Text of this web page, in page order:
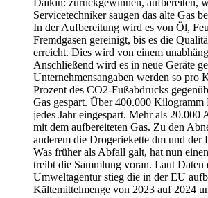
Servicetechniker saugen das alte Gas
In der Aufbereitung wird es von Öl,
Fremdgasen gereinigt, bis es die
erreicht. Dies wird von einem
Anschließend wird es in neue Geräte
Unternehmensangaben werden so pro
Prozent des CO2-Fußabdrucks
Gas gespart. Über 400.000 Kilogramm
jedes Jahr eingespart. Mehr als 20.000
mit dem aufbereiteten Gas. Zu den
anderem die Drogeriekette dm und der
Was früher als Abfall galt, hat nun
treibt die Sammlung voran. Laut Daten
Umweltagentur stieg die in der EU
Kältemittelmenge von 2023 auf 2024